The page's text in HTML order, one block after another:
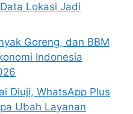
Lokasi Jadi
Goreng, dan BBM
Indonesia
Diuji, WhatsApp Plus
Ubah Layanan